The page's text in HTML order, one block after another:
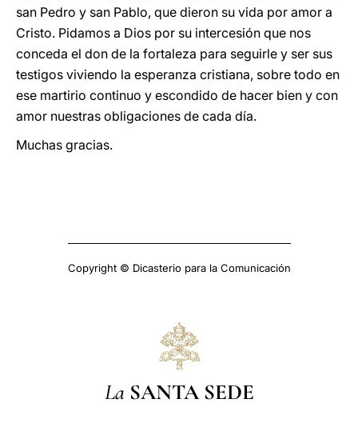
san Pedro y san Pablo, que dieron su vida por amor a
Cristo. Pidamos a Dios por su intercesión que nos
conceda el don de la fortaleza para seguirle y ser sus
testigos viviendo la esperanza cristiana, sobre todo en
ese martirio continuo y escondido de hacer bien y con
amor nuestras obligaciones de cada día.
Muchas gracias.
Copyright © Dicasterio para la Comunicación
La SANTA SEDE